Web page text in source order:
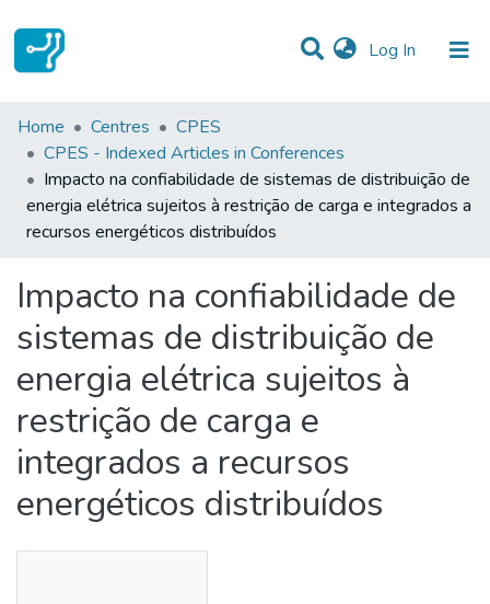
Log In (current)
Statistics
Communities & Collections
All of DSpace
Home Centres
CPES
CPES - Indexed Articles in Conferences
Impacto na confiabilidade de sistemas de distribuição de
energia elétrica sujeitos à restrição de carga e integrados a
recursos energéticos distribuídos
Impacto na confiabilidade de
sistemas de distribuição de
energia elétrica sujeitos à
restrição de carga e
integrados a recursos
energéticos distribuídos